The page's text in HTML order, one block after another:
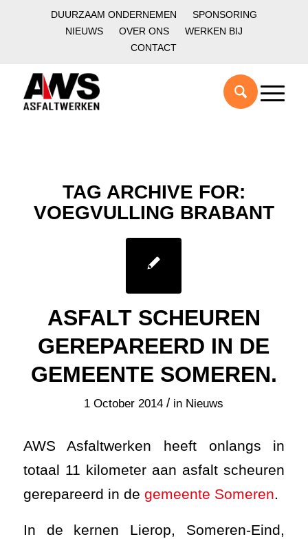
DUURZAAM ONDERNEMEN
SPONSORING
NIEUWS
OVER ONS
WERKEN BIJ
CONTACT
TAG ARCHIVE FOR:
VOEGVULLING BRABANT
ASFALT SCHEUREN
GEREPAREERD IN DE
GEMEENTE SOMEREN.
1 October 2014 / in Nieuws
AWS Asfaltwerken heeft onlangs in
totaal 11 kilometer aan asfalt scheuren
gerepareerd in de gemeente Someren
In de kernen Lierop, Someren-Eind,